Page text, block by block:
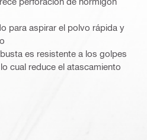
para aspirar el polvo rápida y
es resistente a los golpes
cual reduce el atascamiento